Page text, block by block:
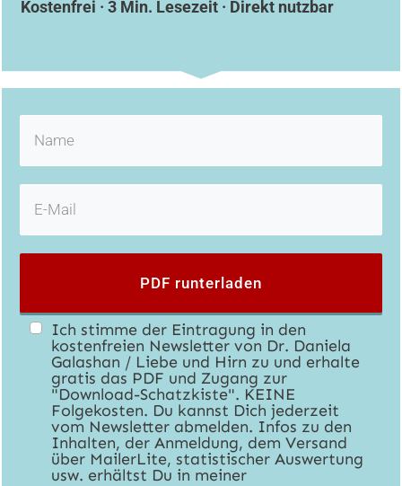
Kostenfrei · 3 Min. Lesezeit · Direkt nutzbar
PDF runterladen
Ich stimme der Eintragung in den
kostenfreien Newsletter von Dr. Daniela
Galashan / Liebe und Hirn zu und erhalte
gratis das PDF und Zugang zur
"Download-Schatzkiste". KEINE
Folgekosten. Du kannst Dich jederzeit
vom Newsletter abmelden. Infos zu den
Inhalten, der Anmeldung, dem Versand
über MailerLite, statistischer Auswertung
usw. erhältst Du in meiner